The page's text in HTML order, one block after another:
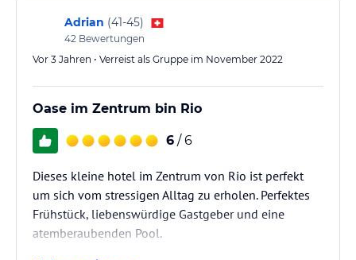
Adrian (41-45)
42 Bewertungen
Vor 3 Jahren • Verreist als Gruppe im November 2022
Oase im Zentrum bin Rio
6 / 6
Dieses kleine hotel im Zentrum von Rio ist perfekt
um sich vom stressigen Alltag zu erholen. Perfektes
Frühstück, liebenswürdige Gastgeber und eine
atemberaubenden Pool.